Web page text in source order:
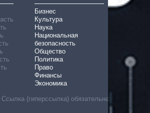
Бизнес
Культура
Наука
Национальная
безопасность
Общество
Политика
Право
Финансы
Экономика
(гиперссылка) обязательна